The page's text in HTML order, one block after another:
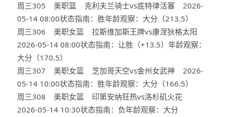
周三305 美职篮 克利夫兰骑士vs底特律活塞 2026-
05-14 08:00状态指南：胜年龄观察：大分（213.5）
周三306 美职女篮 拉斯维加斯王牌vs康涅狄格太阳
2026-05-14 08:00状态指南：让胜（+13.5）年龄观察：
大分（170.5）
周三307 美职女篮 芝加哥天空vs金州女武神 2026-
05-14 10:00状态指南：胜年龄观察：大分（166.5）
周三308 美职女篮 印第安纳狂热vs洛杉矶火花
2026-05-14 10:30状态指南：负年龄观察：大分